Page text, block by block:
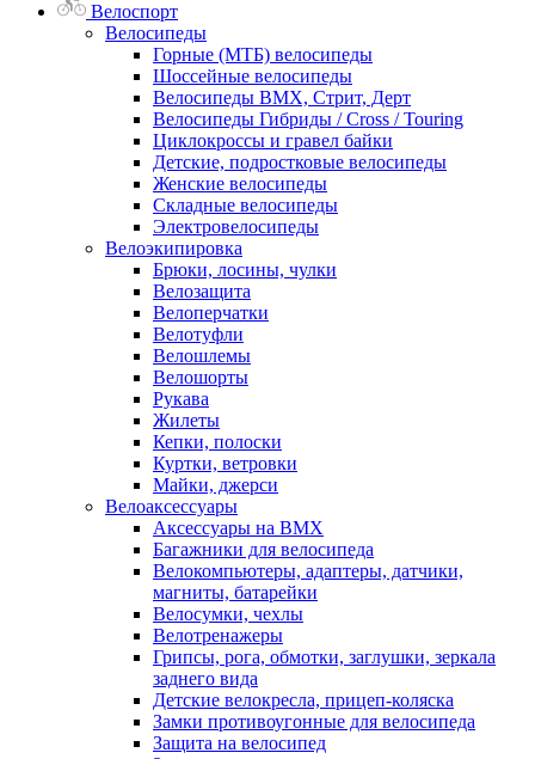
Велоспорт
Велосипеды
Горные (МТБ) велосипеды
Шоссейные велосипеды
Велосипеды BMX, Стрит, Дерт
Велосипеды Гибриды / Cross / Touring
Циклокроссы и гравел байки
Детские, подростковые велосипеды
Женские велосипеды
Складные велосипеды
Электровелосипеды
Велоэкипировка
Брюки, лосины, чулки
Велозащита
Велоперчатки
Велотуфли
Велошлемы
Велошорты
Рукава
Жилеты
Кепки, полоски
Куртки, ветровки
Майки, джерси
Велоаксессуары
Аксессуары на BMX
Багажники для велосипеда
Велокомпьютеры, адаптеры, датчики,
магниты, батарейки
Велосумки, чехлы
Велотренажеры
Грипсы, рога, обмотки, заглушки, зеркала
заднего вида
Детские велокресла, прицеп-коляска
Замки противоугонные для велосипеда
Защита на велосипед